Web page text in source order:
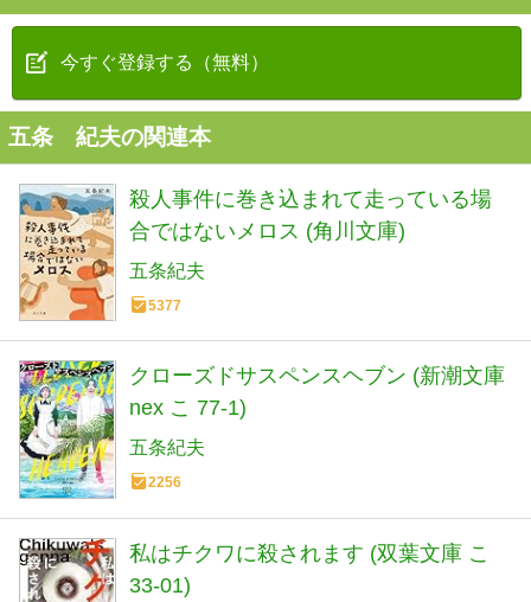
今すぐ登録する（無料）
五条 紀夫の関連本
殺人事件に巻き込まれて走っている場
合ではないメロス (角川文庫)
五条紀夫
5377
クローズドサスペンスヘブン (新潮文庫
nex こ 77-1)
五条紀夫
2256
私はチクワに殺されます (双葉文庫 こ
33-01)